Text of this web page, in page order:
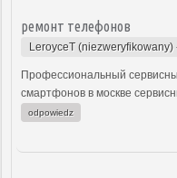
ремонт телефонов
LeroyceT (niezweryfikowany)
Профессиональный
смартфонов в москве
odpowiedz